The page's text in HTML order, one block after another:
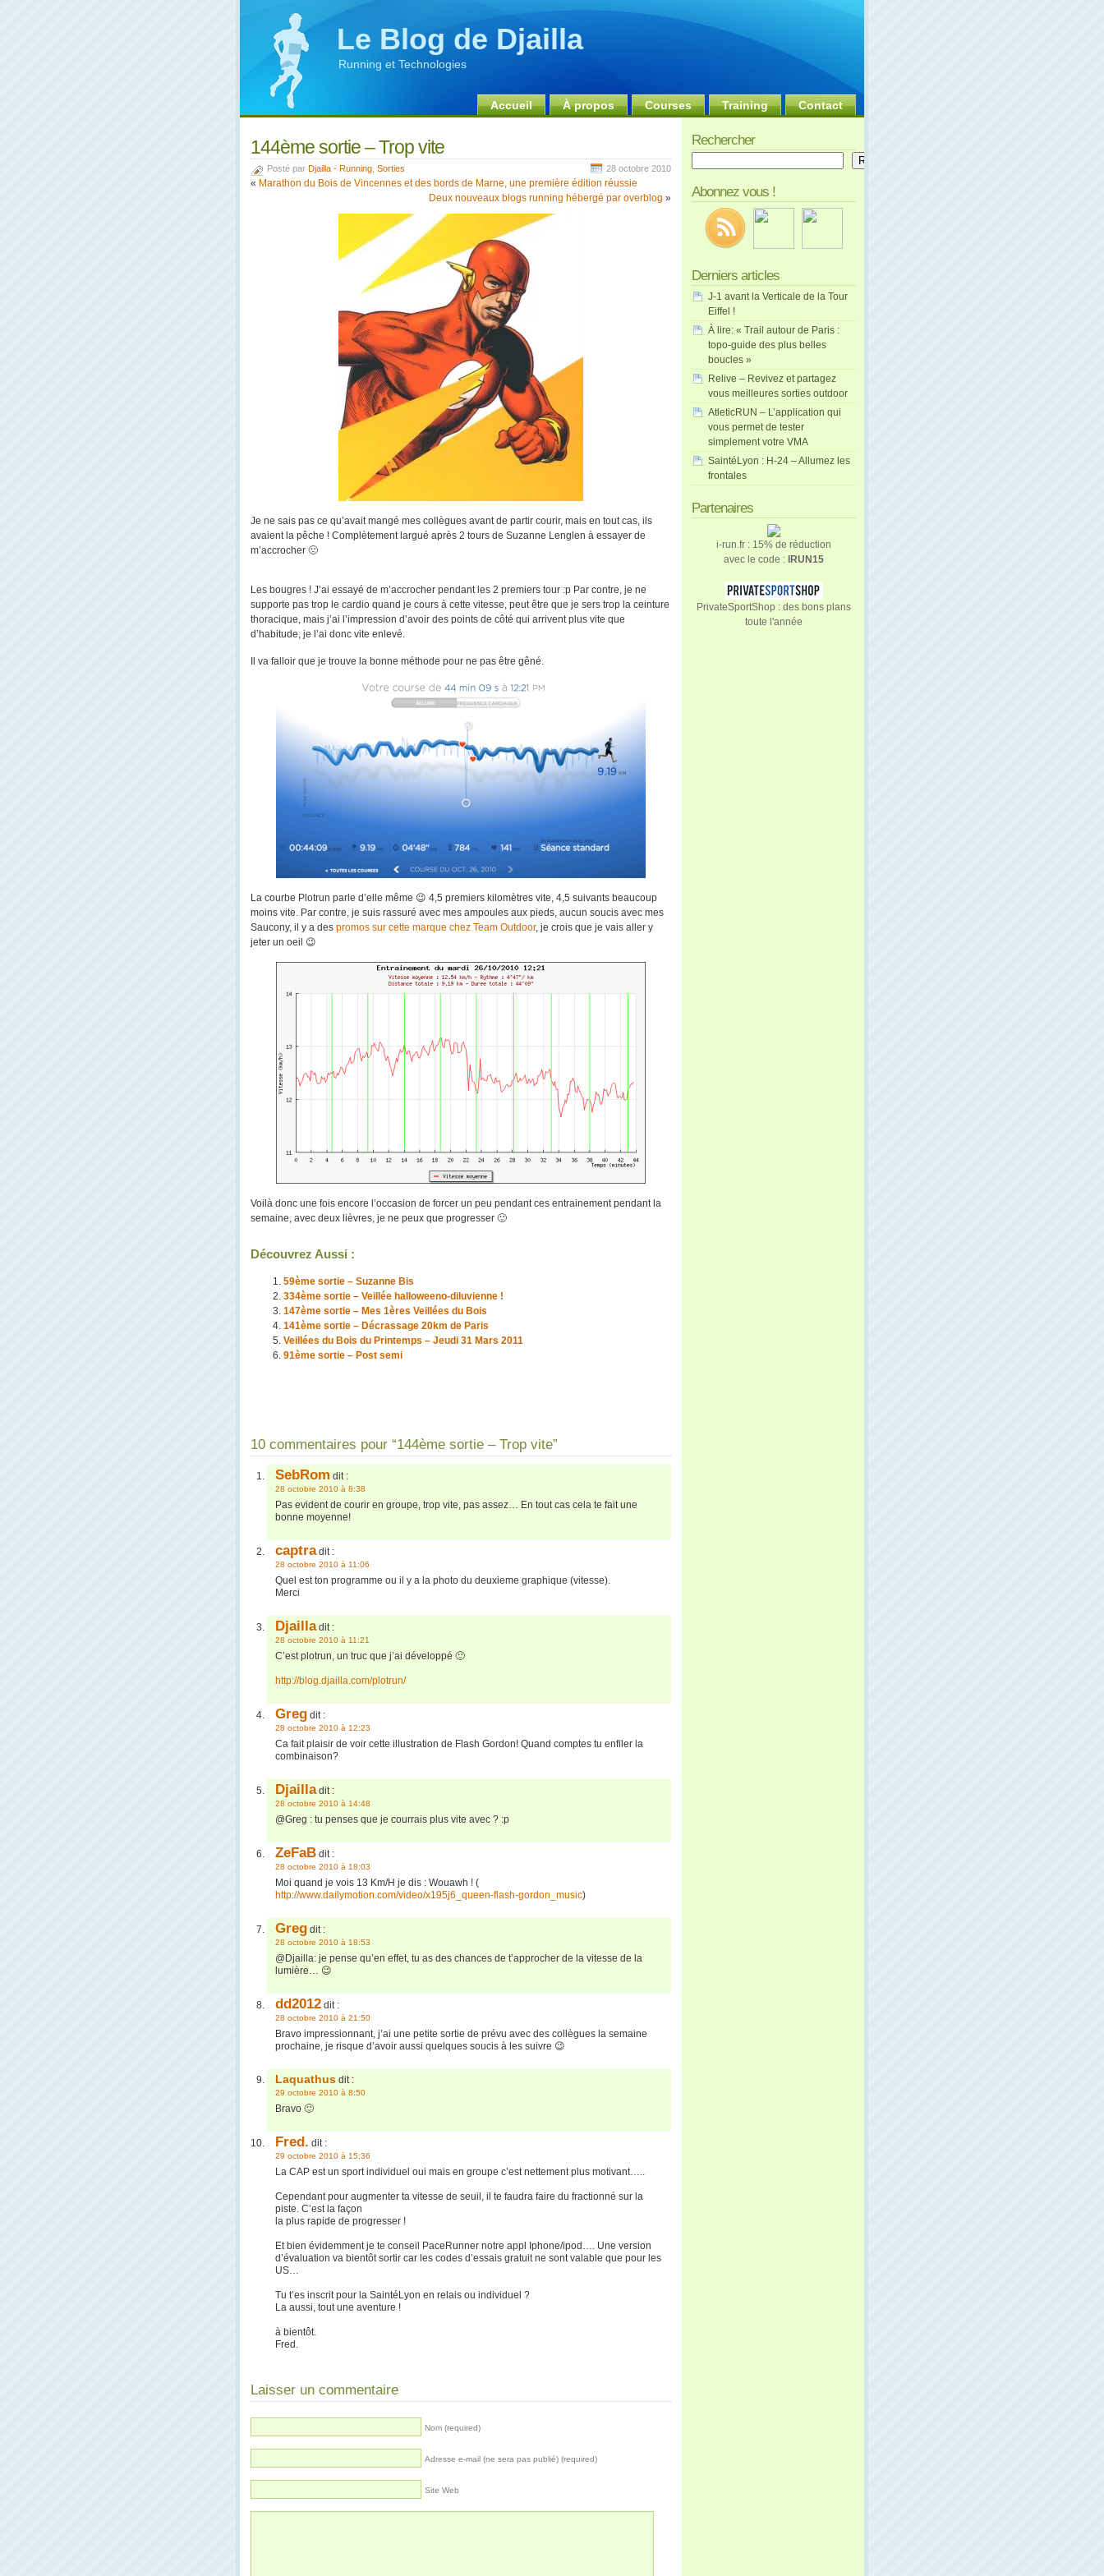
Le Blog de Djailla
Running et Technologies
Accueil À propos Courses Training Contact
144ème sortie – Trop vite
Posté par Djailla - Running Sorties 28 octobre 2010
« Marathon du Bois de Vincennes et des bords de Marne, une première édition réussie
Deux nouveaux blogs running hébergé par overblog »
Je ne sais pas ce qu’avait mangé mes collègues avant de partir courir, mais en tout cas, ils
avaient la pêche ! Complètement largué après 2 tours de Suzanne Lenglen à essayer de
m’accrocher 🙁
Les bougres ! J’ai essayé de m’accrocher pendant les 2 premiers tour :p Par contre, je ne
supporte pas trop le cardio quand je cours à cette vitesse, peut être que je sers trop la ceinture
thoracique, mais j’ai l’impression d’avoir des points de côté qui arrivent plus vite que
d’habitude, je l’ai donc vite enlevé.
Il va falloir que je trouve la bonne méthode pour ne pas être gêné.
La courbe Plotrun parle d’elle même 😉 4,5 premiers kilomètres vite, 4,5 suivants beaucoup
moins vite. Par contre, je suis rassuré avec mes ampoules aux pieds, aucun soucis avec mes
Saucony, il y a des promos sur cette marque chez Team Outdoor, je crois que je vais aller y
jeter un oeil 😉
Voilà donc une fois encore l’occasion de forcer un peu pendant ces entrainement pendant la
semaine, avec deux lièvres, je ne peux que progresser 🙂
Découvrez Aussi :
59ème sortie – Suzanne Bis
334ème sortie – Veillée halloweeno-diluvienne !
147ème sortie – Mes 1ères Veillées du Bois
141ème sortie – Décrassage 20km de Paris
Veillées du Bois du Printemps – Jeudi 31 Mars 2011
91ème sortie – Post semi
10 commentaires pour “144ème sortie – Trop vite”
SebRom dit :
28 octobre 2010 à 8:38
Pas evident de courir en groupe, trop vite, pas assez… En tout cas cela te fait une
bonne moyenne!
captradit :
28 octobre 2010 à 11:06
Quel est ton programme ou il y a la photo du deuxieme graphique (vitesse).
Merci
Djailladit :
28 octobre 2010 à 11:21
C’est plotrun, un truc que j’ai développé 🙂
http://blog.djailla.com/plotrun/
Greg dit :
28 octobre 2010 à 12:23
Ca fait plaisir de voir cette illustration de Flash Gordon! Quand comptes tu enfiler la
combinaison?
Djailladit :
28 octobre 2010 à 14:48
@Greg : tu penses que je courrais plus vite avec ? :p
ZeFaB dit :
28 octobre 2010 à 18:03
Moi quand je vois 13 Km/H je dis : Wouawh ! (
http://www.dailymotion.com/video/x195j6_queen-flash-gordon_music)
Greg dit :
28 octobre 2010 à 18:53
@Djailla: je pense qu’en effet, tu as des chances de t’approcher de la vitesse de la
lumière… 😉
dd2012 dit :
28 octobre 2010 à 21:50
Bravo impressionnant, j’ai une petite sortie de prévu avec des collègues la semaine
prochaine, je risque d’avoir aussi quelques soucis à les suivre 😉
Laquathus dit :
29 octobre 2010 à 8:50
Bravo 🙂
Fred. dit :
29 octobre 2010 à 15:36
La CAP est un sport individuel oui mais en groupe c’est nettement plus motivant…..
Cependant pour augmenter ta vitesse de seuil, il te faudra faire du fractionné sur la
piste. C’est la façon
la plus rapide de progresser !
Et bien évidemment je te conseil PaceRunner notre appl Iphone/ipod…. Une version
d’évaluation va bientôt sortir car les codes d’essais gratuit ne sont valable que pour les
US…
Tu t’es inscrit pour la SaintéLyon en relais ou individuel ?
La aussi, tout une aventure !
à bientôt.
Fred.
Laisser un commentaire
Nom (required)
Adresse e-mail (ne sera pas publié) (required)
Site Web
Rechercher
Rechercher
Abonnez vous !
Derniers articles
J-1 avant la Verticale de la Tour
Eiffel !
À lire: « Trail autour de Paris :
topo-guide des plus belles
boucles »
Relive – Revivez et partagez
vous meilleures sorties outdoor
AtleticRUN – L’application qui
vous permet de tester
simplement votre VMA
SaintéLyon : H-24 – Allumez les
frontales
Partenaires
i-run.fr : 15% de réduction
avec le code : IRUN15
PrivateSportShop : des bons plans
toute l'année